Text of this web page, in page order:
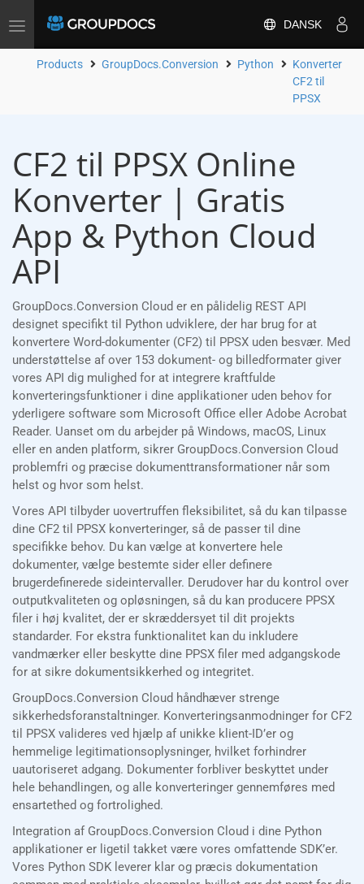
Toggle
DANSK
Products GroupDocs.Conversion Python
Konverter
CF2 til
PPSX
CF2 til PPSX Online
Konverter | Gratis
App & Python Cloud
API
GroupDocs.Conversion Cloud er en pålidelig REST API
designet specifikt til Python udviklere, der har brug for at
konvertere Word-dokumenter (CF2) til PPSX uden besvær. Med
understøttelse af over 153 dokument- og billedformater giver
vores API dig mulighed for at integrere kraftfulde
konverteringsfunktioner i dine applikationer uden behov for
yderligere software som Microsoft Office eller Adobe Acrobat
Reader. Uanset om du arbejder på Windows, macOS, Linux
eller en anden platform, sikrer GroupDocs.Conversion Cloud
problemfri og præcise dokumenttransformationer når som
helst og hvor som helst.
Vores API tilbyder uovertruffen fleksibilitet, så du kan tilpasse
dine CF2 til PPSX konverteringer, så de passer til dine
specifikke behov. Du kan vælge at konvertere hele
dokumenter, vælge bestemte sider eller definere
brugerdefinerede sideintervaller. Derudover har du kontrol over
outputkvaliteten og opløsningen, så du kan producere PPSX
filer i høj kvalitet, der er skræddersyet til dit projekts
standarder. For ekstra funktionalitet kan du inkludere
vandmærker eller beskytte dine PPSX filer med adgangskode
for at sikre dokumentsikkerhed og integritet.
GroupDocs.Conversion Cloud håndhæver strenge
sikkerhedsforanstaltninger. Konverteringsanmodninger for CF2
til PPSX valideres ved hjælp af unikke klient-ID’er og
hemmelige legitimationsoplysninger, hvilket forhindrer
uautoriseret adgang. Dokumenter forbliver beskyttet under
hele behandlingen, og alle konverteringer gennemføres med
ensartethed og fortrolighed.
Integration af GroupDocs.Conversion Cloud i dine Python
applikationer er ligetil takket være vores omfattende SDK’er.
Vores Python SDK leverer klar og præcis dokumentation